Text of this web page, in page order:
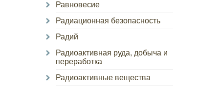
Равновесие
Радиационная безопасность
Радий
Радиоактивная руда, добыча и
переработка
Радиоактивные вещества